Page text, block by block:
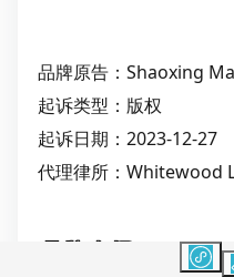
品牌原告：Shaoxing
起诉类型：版权
起诉日期：2023-12-27
代理律所：Whitewood
品牌介绍